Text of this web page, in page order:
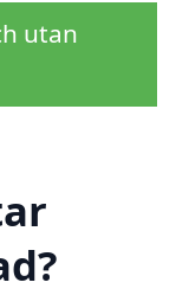
utan